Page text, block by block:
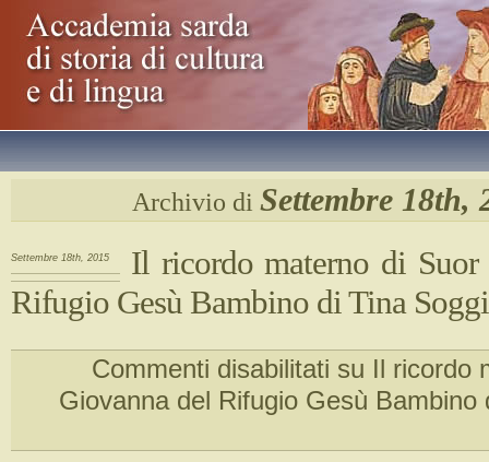
Archivio di Settembre 18th,
Settembre 18th, 2015
Il ricordo materno di Suor
Rifugio Gesù Bambino di Tina
Commenti disabilitati su Il ricordo
Giovanna del Rifugio Gesù Bambino